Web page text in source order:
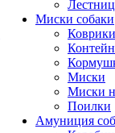
Миски собаки
Миски
Миски
Поилки
Амуниция